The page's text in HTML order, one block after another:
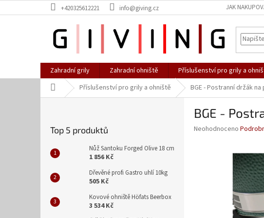
na
+420325612221 info@giving.cz JAK
Zahradní grily Zahradní ohniště Příslušenství pro grily a
Domů Příslušenství pro grily a ohniště BGE - Postranní držák
Top 5 produktů
Nůž Santoku Forged Olive 18 cm
1 856 Kč
Dřevěné profi Gastro uhlí 10kg
505 Kč
Kovové ohniště Höfats Beerbox
3 534 Kč
BGE -
Průměrné
Neohodnoceno